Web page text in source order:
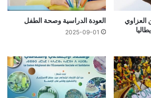
العزاوي
العودة الدراسية وصحة الطفل
2025-09-01